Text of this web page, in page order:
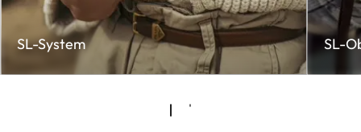
SL-System SL-